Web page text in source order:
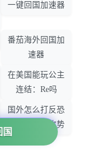
一键回国加速器
番茄海外回国加
速器
在美国能玩公主
连结：Re吗
国外怎么打反恐
精英：全球攻势